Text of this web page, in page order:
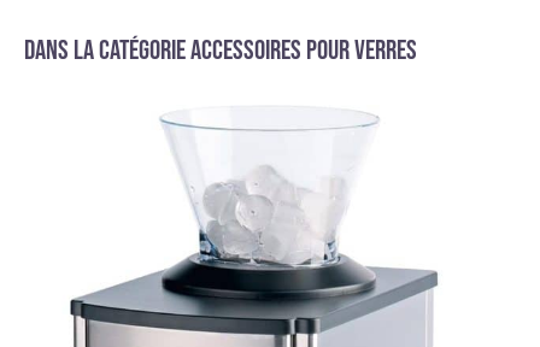
Dans la catégorie Accessoires pour verres